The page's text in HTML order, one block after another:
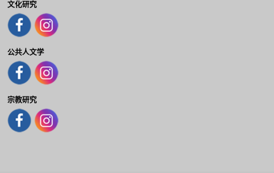
文化研究
公共人文学
宗教研究